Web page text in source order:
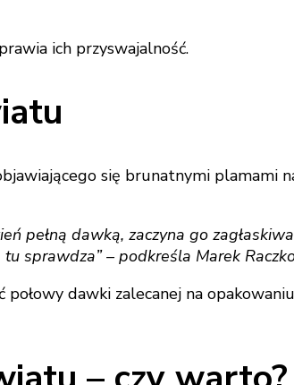
ich przyswajalność.
się brunatnymi plamami
pełną dawką, zaczyna go
sprawdza” – podkreśla Marek
dawki zalecanej na